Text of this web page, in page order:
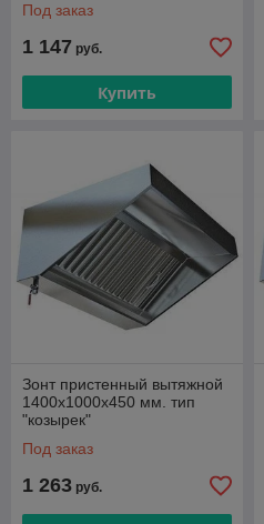
Под заказ
1 147 руб.
Купить
Зонт пристенный вытяжной
1400х1000х450 мм. тип
"козырек"
Под заказ
1 263 руб.